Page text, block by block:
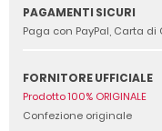
PAGAMENTI SICURI
Paga con PayPal, Carta
FORNITORE UFFICIALE
Prodotto 100% ORIGINALE
Confezione originale